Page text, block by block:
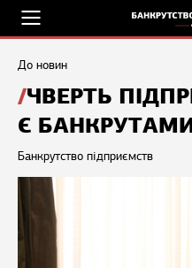
До новин
ЧВЕРТЬ
Є
Банкрутство підприємств